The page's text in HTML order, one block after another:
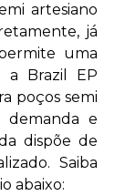
artesiano
já
uma
a Brazil EP
poços semi
demanda e
dispõe de
Saiba
abaixo: